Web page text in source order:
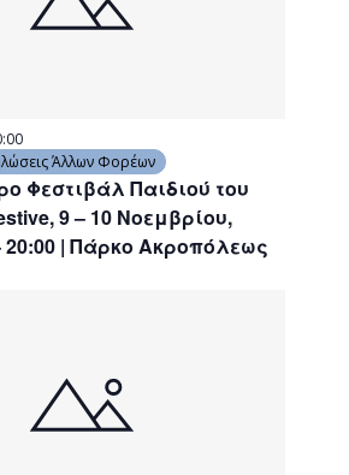
Φεστιβάλ Παιδιού του
9 – 10 Νοεμβρίου,
20:00 | Πάρκο Ακροπόλεως
Άλλων Φορέων